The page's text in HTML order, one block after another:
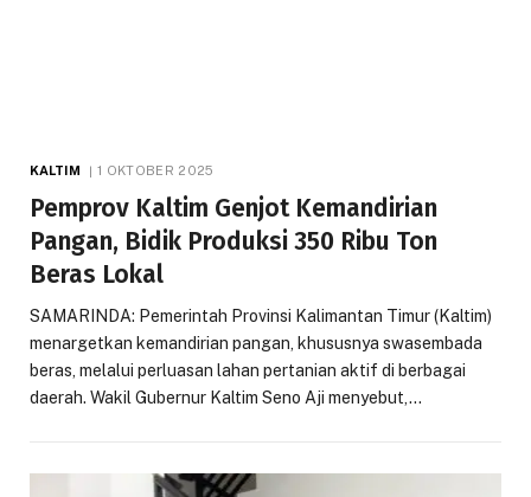
KALTIM 1 OKTOBER 2025
Pemprov Kaltim Genjot Kemandirian
Pangan, Bidik Produksi 350 Ribu Ton
Beras Lokal
SAMARINDA: Pemerintah Provinsi Kalimantan Timur (Kaltim)
menargetkan kemandirian pangan, khususnya swasembada
beras, melalui perluasan lahan pertanian aktif di berbagai
daerah. Wakil Gubernur Kaltim Seno Aji menyebut,…